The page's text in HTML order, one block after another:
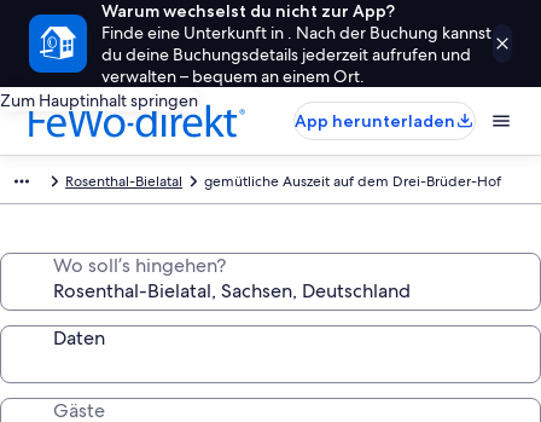
Warum wechselst du nicht zur App?
Finde eine Unterkunft in . Nach der Buchung kannst
du deine Buchungsdetails jederzeit aufrufen und
verwalten – bequem an einem Ort.
Zum Hauptinhalt springen
App herunterladen
Rosenthal-Bielatal gemütliche Auszeit auf dem Drei-Brüder-Hof
Wo soll’s hingehen?
Daten
Gäste